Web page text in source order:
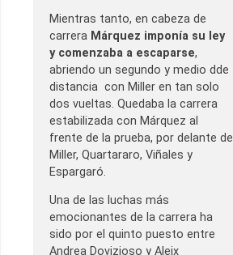
Mientras tanto, en cabeza de
carrera Márquez imponía su ley
y comenzaba a escaparse,
abriendo un segundo y medio dde
distancia con Miller en tan solo
dos vueltas. Quedaba la carrera
estabilizada con Márquez al
frente de la prueba, por delante de
Miller, Quartararo, Viñales y
Espargaró.
Una de las luchas más
emocionantes de la carrera ha
sido por el quinto puesto entre
Andrea Dovizioso y Aleix